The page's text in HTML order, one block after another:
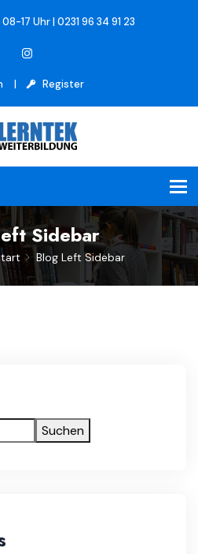
17 Uhr | 0231 96 34 91 23
Register
Sidebar
Blog Left Sidebar
Suchen